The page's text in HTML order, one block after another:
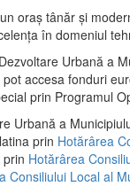
oraş tânăr şi
în domeniul
Urbană a
accesa fonduri
prin Programul
Urbană a
prin Hotărârea
Hotărârea
Consiliului Local al